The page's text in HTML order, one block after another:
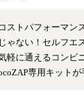
ストパフォーマン
ゃない！セルフエ
軽に通えるコンビ
専用キットが